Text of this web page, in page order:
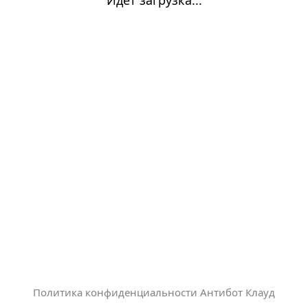
Политика конфиденциальности Антибот Клауд